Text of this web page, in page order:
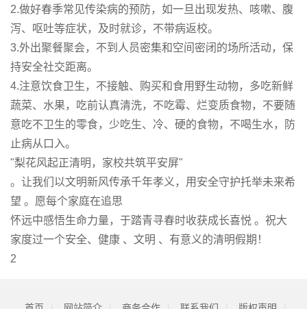
2.做好春季常见传染病的预防，如一旦出现发热、咳嗽、腹
泻、呕吐等症状，及时就诊，不带病返校。
3.外出聚餐聚会，不到人员密集和空间密闭的场所活动，保
持安全社交距离。
4.注意饮食卫生，不接触、购买和食用野生动物，多吃新鲜
蔬菜、水果，吃前认真清洗，不吃霉、烂变质食物，不要随
意吃不卫生的零食，少吃生、冷、硬的食物，不喝生水，防
止病从口入。
"梨花风起正清明，家校共筑平安屏"
。让我们以文明新风传承千年孝义，用安全守护托举未来希
望 。愿每个家庭在追思
怀远中感悟生命力量，于踏青寻春时收获成长喜悦 。祝大
家度过一个安全、健康 、文明 、有意义的清明假期！
2